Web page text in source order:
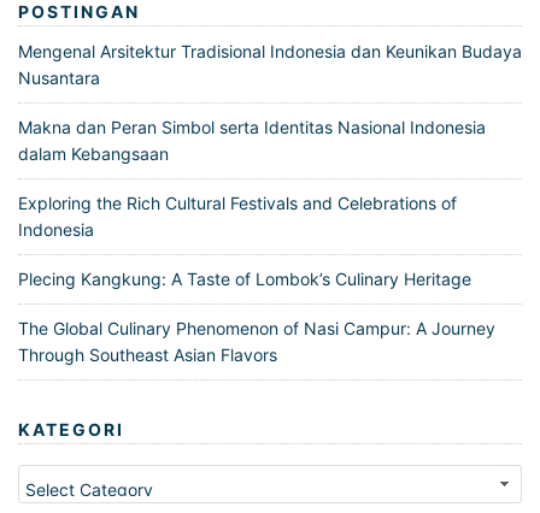
POSTINGAN
Mengenal Arsitektur Tradisional Indonesia dan Keunikan Budaya
Nusantara
Makna dan Peran Simbol serta Identitas Nasional Indonesia
dalam Kebangsaan
Exploring the Rich Cultural Festivals and Celebrations of
Indonesia
Plecing Kangkung: A Taste of Lombok’s Culinary Heritage
The Global Culinary Phenomenon of Nasi Campur: A Journey
Through Southeast Asian Flavors
KATEGORI
Kategori